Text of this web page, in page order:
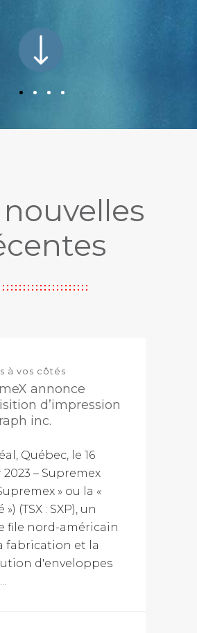
à vos côtés
annonce
d’impression
inc.
Québec, le 16
– Supremex
» ou la «
(TSX : SXP), un
file nord-américain
fabrication et la
d'enveloppes